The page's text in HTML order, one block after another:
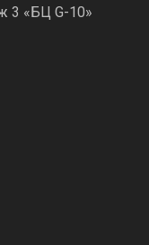
3 «БЦ G-10»